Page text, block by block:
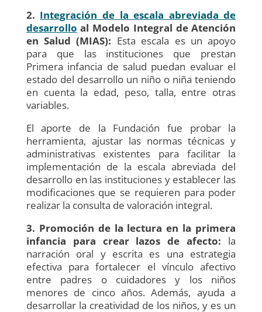
2. Integración de la escala abreviada de
desarrollo al Modelo Integral de Atención
en Salud (MIAS): Esta escala es un apoyo
para que las instituciones que prestan
Primera infancia de salud puedan evaluar el
estado del desarrollo un niño o niña teniendo
en cuenta la edad, peso, talla, entre otras
variables.
El aporte de la Fundación fue probar la
herramienta, ajustar las normas técnicas y
administrativas existentes para facilitar la
implementación de la escala abreviada del
desarrollo en las instituciones y establecer las
modificaciones que se requieren para poder
realizar la consulta de valoración integral.
3. Promoción de la lectura en la primera
infancia para crear lazos de afecto: la
narración oral y escrita es una estrategia
efectiva para fortalecer el vínculo afectivo
entre padres o cuidadores y los niños
menores de cinco años. Además, ayuda a
desarrollar la creatividad de los niños, y es un